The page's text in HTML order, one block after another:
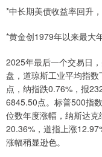
*中长期美债收益率回升
*黄金创1979年以来最大
2025年最后一个交易日
盘，道琼斯工业平均指
点，纳指跌0.76%，报
6845.50点。标普500指
位数年度涨幅，纳斯达
20.36%，道指上涨
涨幅稍显逊色。